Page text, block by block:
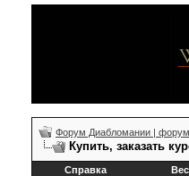
Форум Диабломании | форум
Купить, заказать
Справка